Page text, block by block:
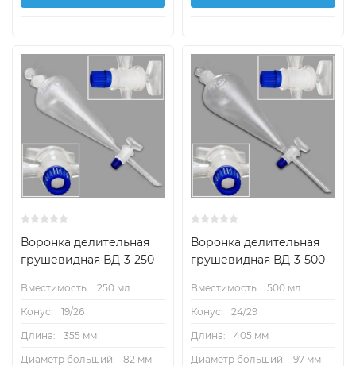
Воронка делительная
грушевидная ВД-3-250
Вместимость:
250 мл
Конус:
19/26
Длина:
355 мм
Диаметр больший:
82 мм
Воронка делительная
грушевидная ВД-3-500
Вместимость:
500 мл
Конус:
24/29
Длина:
405 мм
Диаметр больший:
97 мм